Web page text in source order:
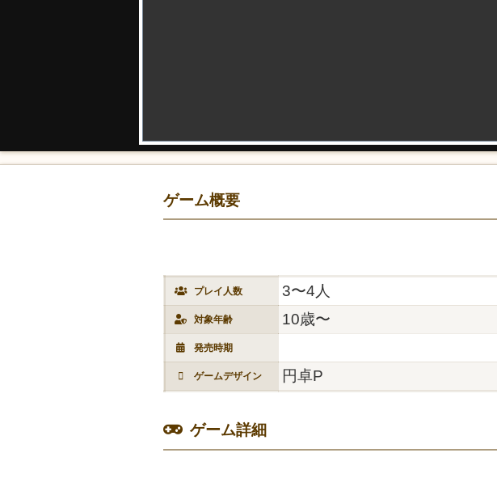
ゲーム概要
プレイ人数 3〜4人
対象年齢 10歳〜
発売時期
ゲームデザイン 円卓P
ゲーム詳細